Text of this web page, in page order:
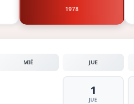
1978
MIÉ JUE
1
JUE